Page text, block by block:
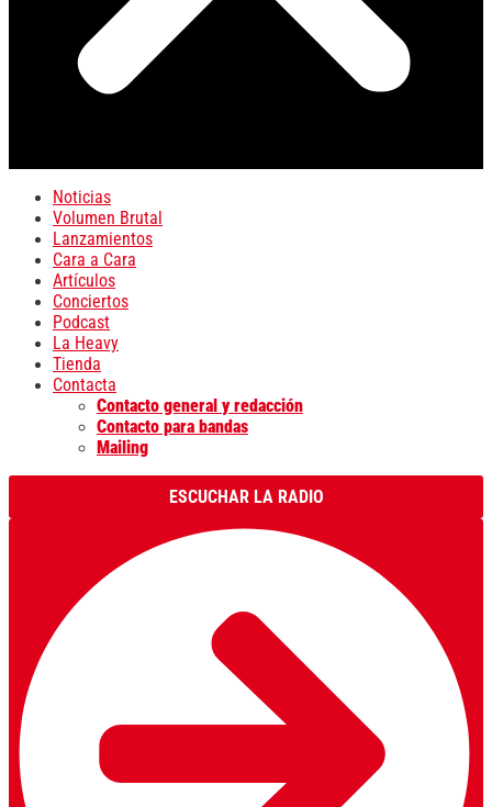
Noticias
Volumen Brutal
Lanzamientos
Cara a Cara
Artículos
Conciertos
Podcast
La Heavy
Tienda
Contacta
Contacto general y redacción
Contacto para bandas
Mailing
ESCUCHAR LA RADIO